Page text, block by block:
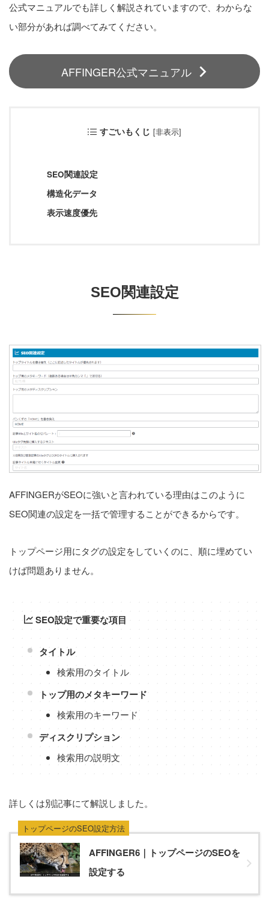
要？
1pv
【基本編】サイト設定
4. 【上級編】デザイン設定
カスタマイズ レビュー
アフィリエイト
タグ
AFFINGER5 AFFINGER6 AFFINGER7
Google関連 SNS関連
メニュー関連 有料記事
公式マニュアルでも詳しく解説されていますので、わからな
い部分があれば調べてみてください。
AFFINGER公式マニュアル
すごいもくじ [非表示]
SEO関連設定
構造化データ
表示速度優先
SEO関連設定
AFFINGERがSEOに強いと言われている理由はこのように
SEO関連の設定を一括で管理することができるからです。
トップページ用にタグの設定をしていくのに、順に埋めてい
けば問題ありません。
SEO設定で重要な項目
タイトル
検索用のタイトル
トップ用のメタキーワード
検索用のキーワード
ディスクリプション
検索用の説明文
詳しくは別記事にて解説しました。
AFFINGER6｜トップページのSEOを
設定する
トップページのSEO設定方法